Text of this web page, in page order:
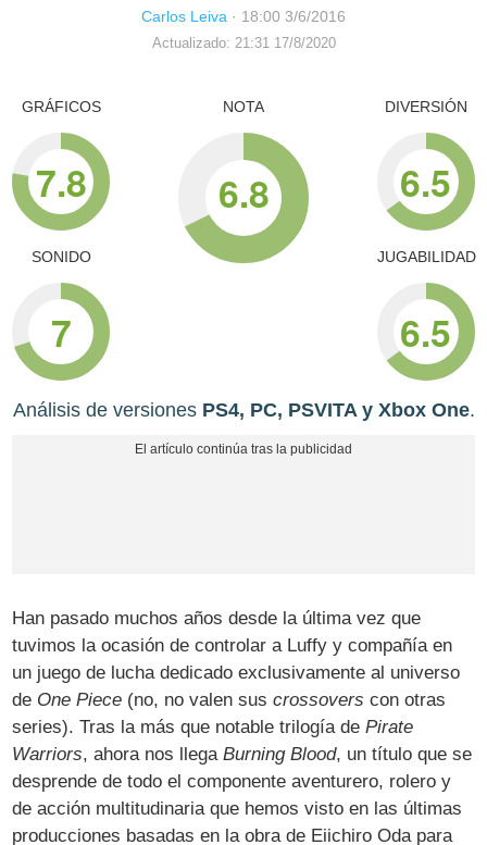
Carlos Leiva · 18:00 3/6/2016
Actualizado: 21:31 17/8/2020
GRÁFICOS
7.8
SONIDO
7
NOTA
6.8
DIVERSIÓN
6.5
JUGABILIDAD
6.5
Análisis de versiones PS4, PC, PSVITA y Xbox One.
Han pasado muchos años desde la última vez que
tuvimos la ocasión de controlar a Luffy y compañía en
un juego de lucha dedicado exclusivamente al universo
de One Piece (no, no valen suscrossovers con otras
series). Tras la más que notable trilogía dePirate
Warriors, ahora nos llegaBurning Blood, un título que se
desprende de todo el componente aventurero, rolero y
de acción multitudinaria que hemos visto en las últimas
producciones basadas en la obra de Eiichiro Oda para